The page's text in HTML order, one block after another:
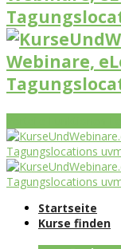
Startseite
Kurse finden